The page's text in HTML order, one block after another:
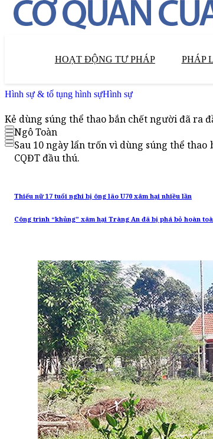
HOẠT ĐỘNG TƯ PHÁP PHÁP
Hình sự & tố tụng hình sựHình sự
Kẻ dùng súng thể thao bắn chết người đã ra
Ngô Toàn
Sau 10 ngày lẩn trốn vì dùng súng thể
CQĐT đầu thú.
Thiếu nữ 17 tuổi nghi bị ông lão U70 xâm hại nhiều lần
Công trình “khủng” xâm hại Tràng An đã bị phá bỏ hoàn